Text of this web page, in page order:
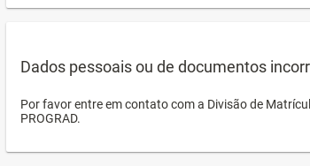
Dados pessoais ou de documentos
Por favor entre em contato com a Divisão de
PROGRAD.